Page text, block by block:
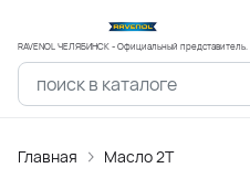
RAVENOL ЧЕЛЯБИНСК - Официальный представитель.
Главная Масло 2Т